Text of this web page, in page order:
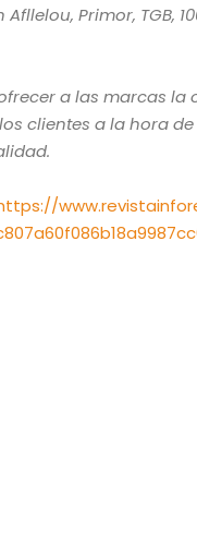
Primor, TGB,
a las marcas
clientes a la hora